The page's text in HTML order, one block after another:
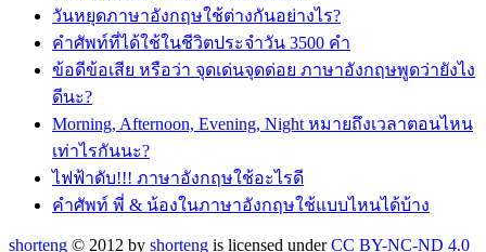
วันหยุดภาษาอังกฤษใช้ต่างกันอย่างไร?
คำศัพท์ที่ได้ใช้ในชีวิตประจำวัน 3500 คำ
ข้อดีข้อเสีย หรือว่า จุดเด่นจุดด่อย ภาษาอังกฤษพูดว่ายังไง
ดีนะ?
Morning, Afternoon, Evening, Night หมายถึงเวลาตอนไหน
เท่าไรกันนะ?
ไฟฟ้าดับ!!! ภาษาอังกฤษใช้อะไรดี
คำศัพท์ พี่ & น้องในภาษาอังกฤษใช้แบบไหนได้บ้าง
shorteng © 2012 by shorteng is licensed underCC BY-NC-ND 4.0